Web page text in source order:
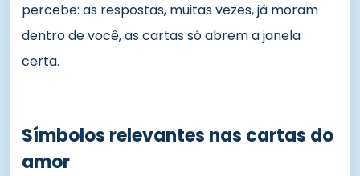
percebe: as respostas, muitas vezes, já moram
dentro de você, as cartas só abrem a janela
certa.
Símbolos relevantes nas cartas do
amor